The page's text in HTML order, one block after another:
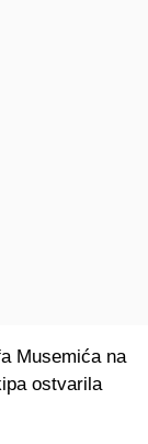
Musemića na
ostvarila